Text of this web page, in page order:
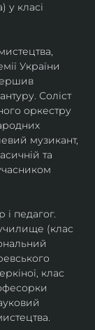
класі
України
Соліст
оркестру
музикант,
та
і педагог.
(клас
клас